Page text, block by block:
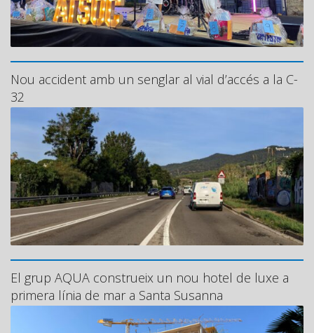
Nou accident amb un senglar al vial d’accés a la C-
32
El grup AQUA construeix un nou hotel de luxe a
primera línia de mar a Santa Susanna